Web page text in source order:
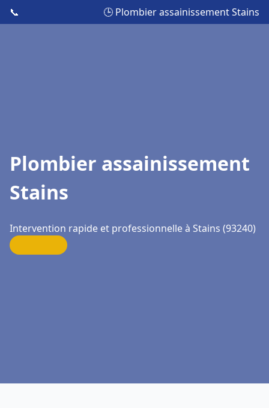
📞 🕒 Plombier assainissement Stains
Plombier assainissement
Stains
Intervention rapide et professionnelle à Stains (93240)